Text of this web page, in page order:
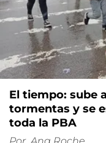
El tiempo: sube
tormentas y se
toda la PBA